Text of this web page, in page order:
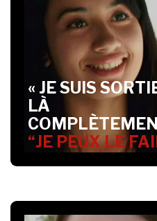
« JE SUIS
LÀ
“JE PEUX LE